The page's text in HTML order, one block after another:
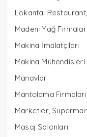
Lokanta,
Madeni Yağ Firmaları
Makina İmalatçıları
Makina Mühendisleri
Manavlar
Mantolama Firmaları
Marketler,
Masaj Salonları